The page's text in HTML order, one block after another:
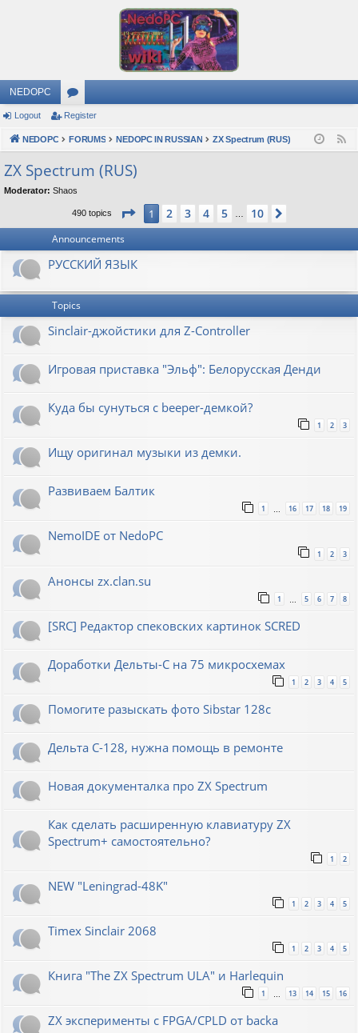
NEDOPC
or
u
s
Logout Register
NEDOPC FORUMS NEDOPC IN RUSSIAN ZX Spectrum (RUS)
ZX Spectrum (RUS)
Moderator: Shaos
490 topics Page 1of10
1 2 3 4 5 10
Announcements
РУССКИЙ ЯЗЫК
Topics
Sinclair-джойстики для Z-Controller
Игровая приставка "Эльф": Белорусская Денди
Куда бы сунуться с beeper-демкой?
1 2 3
Ищу оригинал музыки из демки.
Развиваем Балтик
1 … 16 17 18 19
NemoIDE от NedoPC
1 2 3
Анонсы zx.clan.su
1 5 6 7 8
[SRC] Редактор спековских картинок SCRED
Доработки Дельты-С на 75 микросхемах
1 2 3 4 5
Помогите разыскать фото Sibstar 128с
Дельта С-128, нужна помощь в ремонте
Новая документалка про ZX Spectrum
Как сделать расширенную клавиатуру ZX
Spectrum+ самостоятельно?
1 2
NEW "Leningrad-48K"
1 2 3 4 5
Timex Sinclair 2068
1 2 3 4 5
Книга "The ZX Spectrum ULA" и Harlequin
1 … 13 14 15 16
ZX эксперименты с FPGA/CPLD от backa